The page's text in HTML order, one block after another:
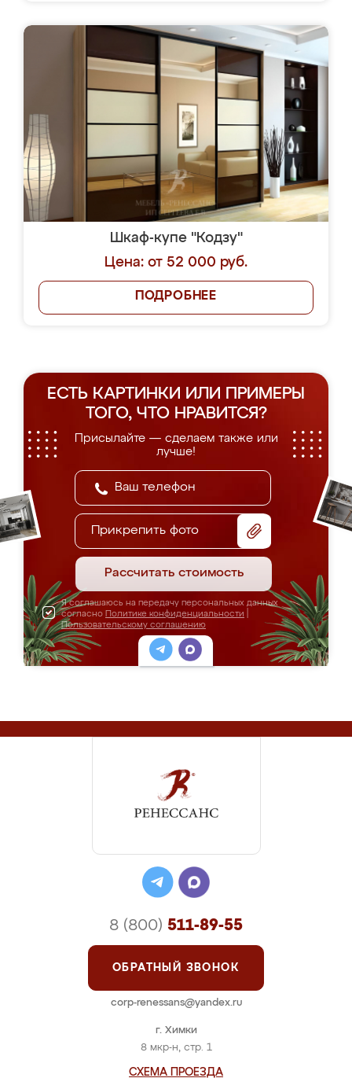
Шкаф-купе "Кодзу"
Цена: от 52 000 руб.
ПОДРОБНЕЕ
ЕСТЬ КАРТИНКИ ИЛИ ПРИМЕРЫ
ТОГО, ЧТО НРАВИТСЯ?
Присылайте — сделаем также или
лучше!
Прикрепить фото
Рассчитать стоимость
Я соглашаюсь на передачу персональных данных
согласно Политике конфиденциальности
Пользовательскому соглашению
г. Химки
8 мкр-н, стр. 1
СХЕМА ПРОЕЗДА
8 (800) 511-89-55
ОБРАТНЫЙ ЗВОНОК
corp-renessans@yandex.ru